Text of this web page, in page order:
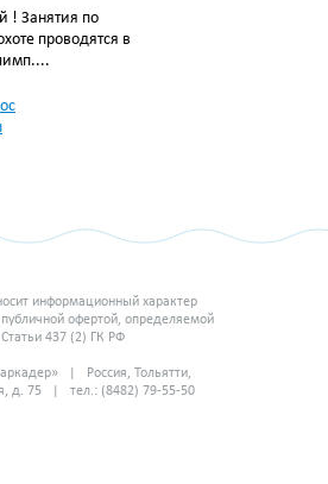
! Занятия по
проводятся в
информационный характер
публичной офертой, определяемой
437 (2) ГК РФ
| Россия, Тольятти,
д. 75 | тел.: (8482) 79-55-50